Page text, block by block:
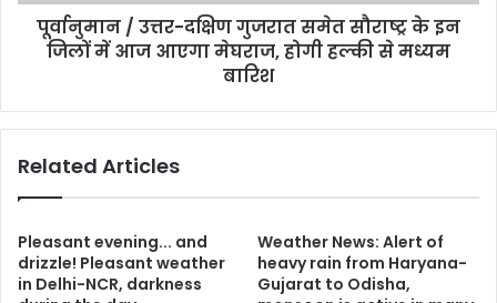
पूर्वानुमान / उत्तर-दक्षिण गुजरात समेत सौराष्ट्र के इन
जिलों में आज आएगा मेघराज, होगी हल्की से मध्यम
बारिश
Related Articles
Pleasant evening... and
drizzle! Pleasant weather
in Delhi-NCR, darkness
Weather News: Alert of
heavy rain from Haryana-
Gujarat to Odisha,